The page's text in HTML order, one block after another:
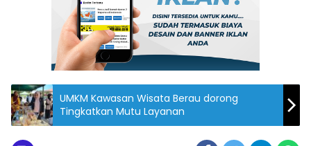
UMKM Kawasan Wisata Berau dorong
Tingkatkan Mutu Layanan